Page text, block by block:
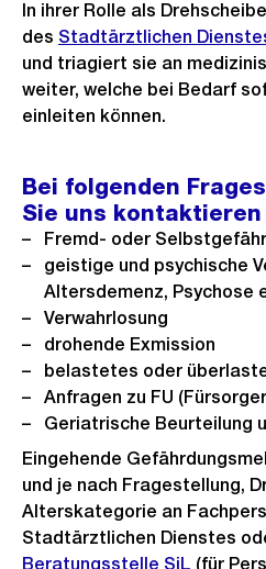
In ihrer Rolle als
des Externer
Link:
Stadtärztlichen
und triagiert sie an
weiter, welche bei Bedarf
einleiten können.
Bei folgenden
Sie uns kontaktieren
Fremd- oder
geistige und psychische
Altersdemenz, Psychose
Verwahrlosung
drohende Exmission
belastetes oder
Anfragen zu FU
Geriatrische Beurteilung
Eingehende
und je nach Fragestellung,
Alterskategorie an
Stadtärztlichen Dienstes
Beratungsstelle SiL (für